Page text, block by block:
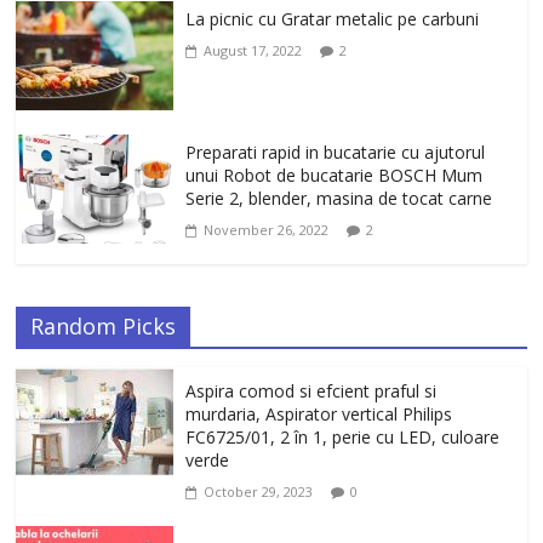
La picnic cu Gratar metalic pe carbuni
August 17, 2022 2
Preparati rapid in bucatarie cu ajutorul
unui Robot de bucatarie BOSCH Mum
Serie 2, blender, masina de tocat carne
November 26, 2022 2
Random Picks
Aspira comod si efcient praful si
murdaria, Aspirator vertical Philips
FC6725/01, 2 în 1, perie cu LED, culoare
verde
October 29, 2023 0